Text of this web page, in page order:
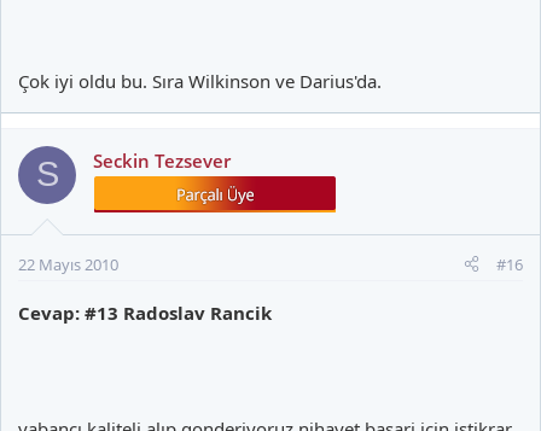
Çok iyi oldu bu. Sıra Wilkinson ve Darius'da.
S Seckin Tezsever
22 Mayıs 2010 #16
Cevap: #13 Radoslav Rancik